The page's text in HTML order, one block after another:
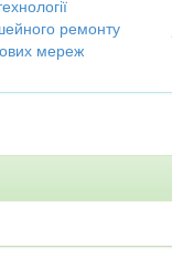
ремонту
мереж